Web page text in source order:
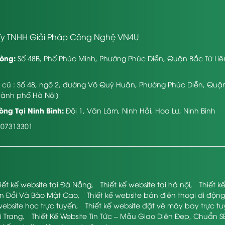
có như thế nào là 1 web chính thức đẹp mắt, tạo được
phải được kết hợp 1 giải pháp hài hòa, thoải mái, không
quan trọng
trang bị đầy đủ các tính năng cần thiết. Cụ thể kể tới như
Internet remarketing,… Cần tối ưu hóa các chức
viết sơ sài, không thoả mãn được nhu cầu tham khảo của
TNHH Giải Pháp Công Nghệ VN4U
Số 48B, Phố Phúc Minh, Phường Phúc Diễn, Quận Bắc Từ
: Số 48, ngõ 2, đường Võ Quý Huân, Phường Phúc Diễn,
phố Hà Nội)
Tại Ninh Bình:Đội 1, Văn Lâm, Ninh Hải, Hoa Lư, Ninh Bình
kế website tại Đà Nẵng, Thiết kế website tại hà nội, Thiết
Đổi Và Bảo Mật Cao, Thiết kế website bán điện thoại di động
học trực tuyến, Thiết kế website đặt vé máy bay trực
Trang, Thiết Kế Website Tin Tức – Mẫu Giao Diện Đẹp, Chuẩn